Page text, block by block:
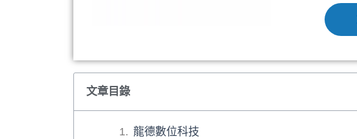
文章目錄
龍德數位科技